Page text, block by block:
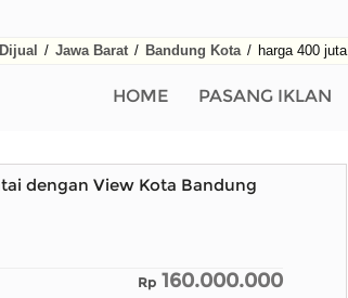
/ Jawa Barat / Bandung Kota / harga 400 juta
HOME PASANG IKLAN
dengan View Kota Bandung
Rp 160.000.000